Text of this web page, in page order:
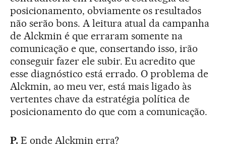
posicionamento, obviamente os resultados
não serão bons. A leitura atual da campanha
de Alckmin é que erraram somente na
comunicação e que, consertando isso, irão
conseguir fazer ele subir. Eu acredito que
esse diagnóstico está errado. O problema de
Alckmin, ao meu ver, está mais ligado às
vertentes chave da estratégia política de
posicionamento do que com a comunicação.
P.E onde Alckmin erra?